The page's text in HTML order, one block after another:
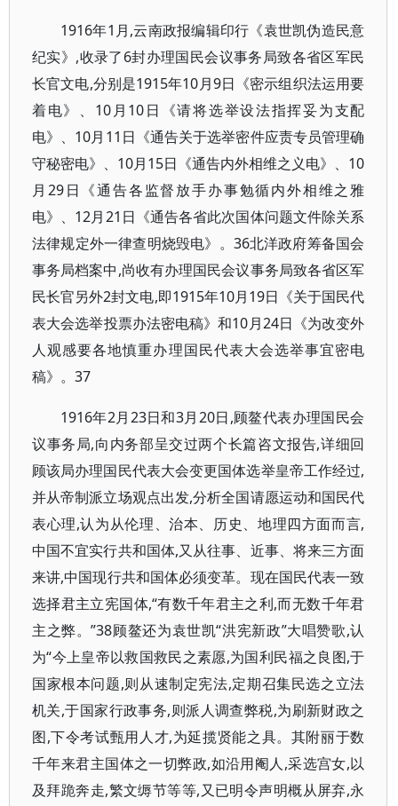
1916年1月,云南政报编辑印行《袁世凯伪造民意
纪实》,收录了6封办理国民会议事务局致各省区军民
长官文电,分别是1915年10月9日《密示组织法运用要
着电》、10月10日《请将选举设法指挥妥为支配
电》、10月11日《通告关于选举密件应责专员管理确
守秘密电》、10月15日《通告内外相维之义电》、10
月29日《通告各监督放手办事勉循内外相维之雅
电》、12月21日《通告各省此次国体问题文件除关系
法律规定外一律查明烧毁电》。36北洋政府筹备国会
事务局档案中,尚收有办理国民会议事务局致各省区军
民长官另外2封文电,即1915年10月19日《关于国民代
表大会选举投票办法密电稿》和10月24日《为改变外
人观感要各地慎重办理国民代表大会选举事宜密电
稿》。37
1916年2月23日和3月20日,顾鳌代表办理国民会
议事务局,向内务部呈交过两个长篇咨文报告,详细回
顾该局办理国民代表大会变更国体选举皇帝工作经过,
并从帝制派立场观点出发,分析全国请愿运动和国民代
表心理,认为从伦理、治本、历史、地理四方面而言,
中国不宜实行共和国体,又从往事、近事、将来三方面
来讲,中国现行共和国体必须变革。现在国民代表一致
选择君主立宪国体,“有数千年君主之利,而无数千年君
主之弊。”38顾鳌还为袁世凯“洪宪新政”大唱赞歌,认
为“今上皇帝以救国救民之素愿,为国利民福之良图,于
国家根本问题,则从速制定宪法,定期召集民选之立法
机关,于国家行政事务,则派人调查弊税,为刷新财政之
图,下令考试甄用人才,为延揽贤能之具。其附丽于数
千年来君主国体之一切弊政,如沿用阉人,采选宫女,以
及拜跪奔走,繁文缛节等等,又已明令声明概从屏弃,永